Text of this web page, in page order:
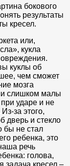
бокового
результаты
кресел.
или,
кукла
куклы об
чем сможет
мозга
слишком малы
ударе и не
за этого,
дверь и стекло
бы не стал
ребенка, это
речь
голова,
задача кресел –